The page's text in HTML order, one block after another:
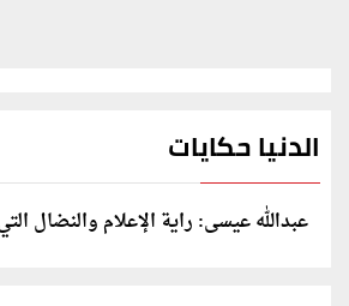
الدنيا حكايات
عبدالله عيسى: راية الإعلام والنضال